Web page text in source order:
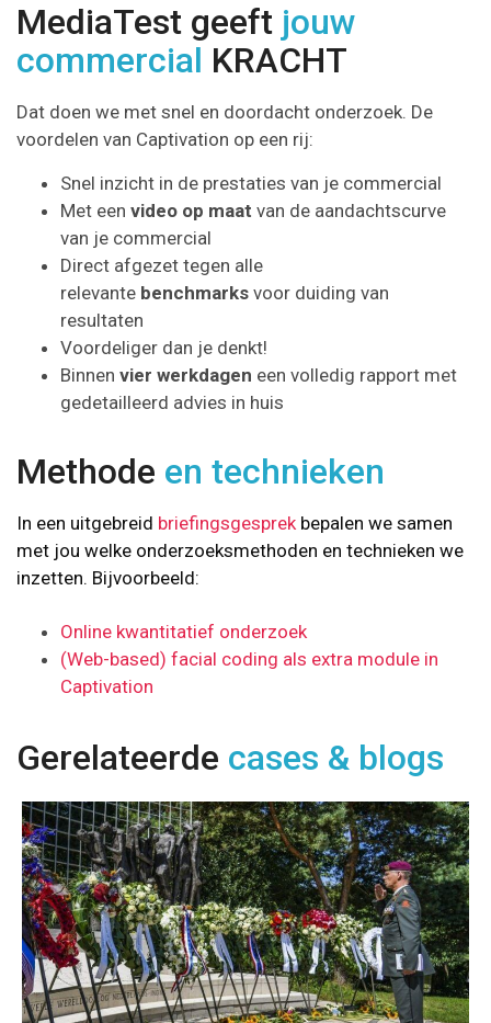
MediaTest geeft jouw
commercial KRACHT
Dat doen we met snel en doordacht onderzoek. De
voordelen van Captivation op een rij:
Snel inzicht in de prestaties van je commercial
Met een video op maat van de aandachtscurve
van je commercial
Direct afgezet tegen alle
relevante benchmarks voor duiding van
resultaten
Voordeliger dan je denkt!
Binnen vier werkdagen een volledig rapport met
gedetailleerd advies in huis
Methode en technieken
In een uitgebreid briefingsgesprekbepalen we samen
met jou welke onderzoeksmethoden en technieken we
inzetten. Bijvoorbeeld:
Online kwantitatief onderzoek
(Web-based) facial coding als extra module in
Captivation
Gerelateerde cases & blogs